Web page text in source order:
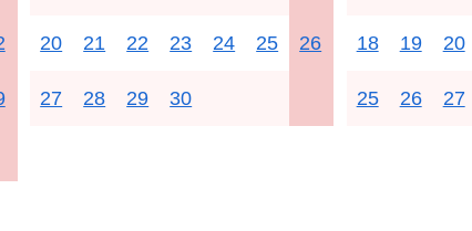
20 21 22 23 24 25 26
27 28 29 30
18 19 20
25 26 27